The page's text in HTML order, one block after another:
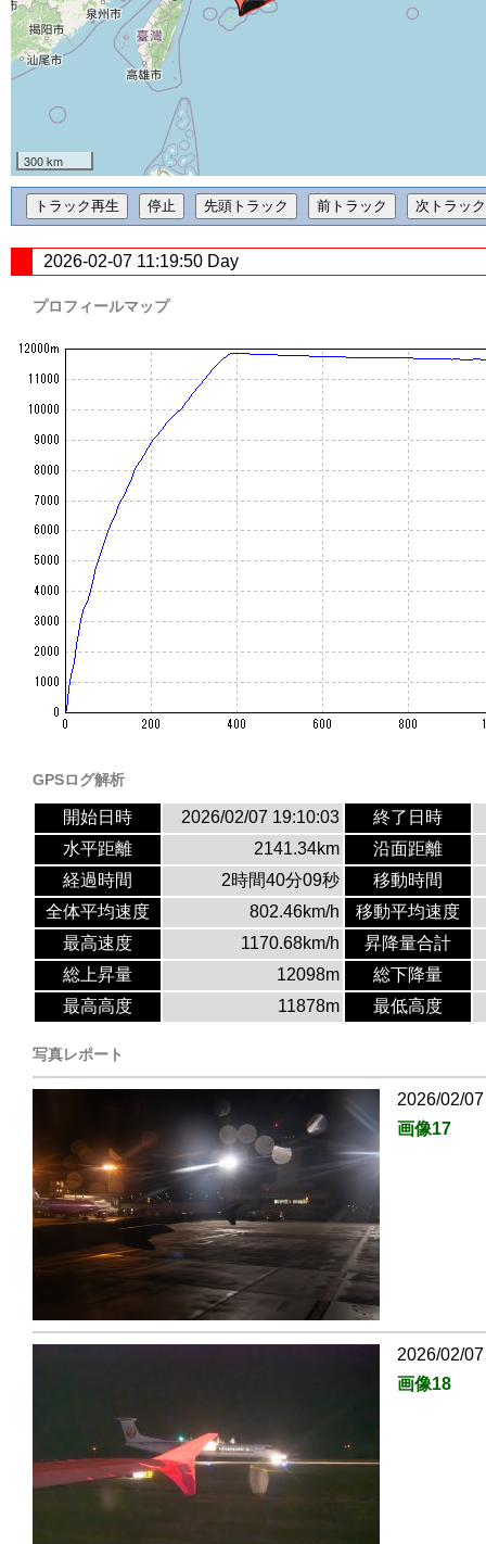
300 km
2026-02-07 11:19:50 Day
プロフィールマップ
GPSログ解析
開始日時 2026/02/07 19:10:03
終了日時
水平距離
2141.34km
沿面距離
経過時間
2時間40分09秒
移動時間
全体平均速度
802.46km/h
移動平均速度
最高速度
1170.68km/h
昇降量合計
総上昇量
12098m
総下降量
最高高度
11878m 最低高度
写真レポート
2026/02/
画像17
2026/02/
画像18